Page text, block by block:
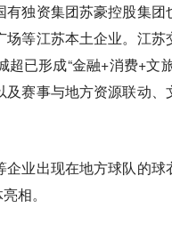
独资集团苏豪控股集团
等江苏本土企业。江苏
已形成“金融+消费+文
赛事与地方资源联动、
业出现在地方球队的球
相。